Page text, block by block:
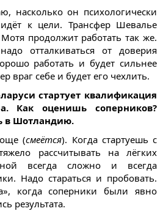
он психологически
к цели. Трансфер Шевалье
продолжит работать так же.
отталкиваться от доверия
работать и будет сильнее
враг себе и будет его чехлить.
стартует квалификация
Как оценишь соперников?
в Шотландию.
(смеётся). Когда стартуешь с
рассчитывать на лёгких
всегда сложно и всегда
Надо стараться и пробовать.
когда соперники были явно
результата.